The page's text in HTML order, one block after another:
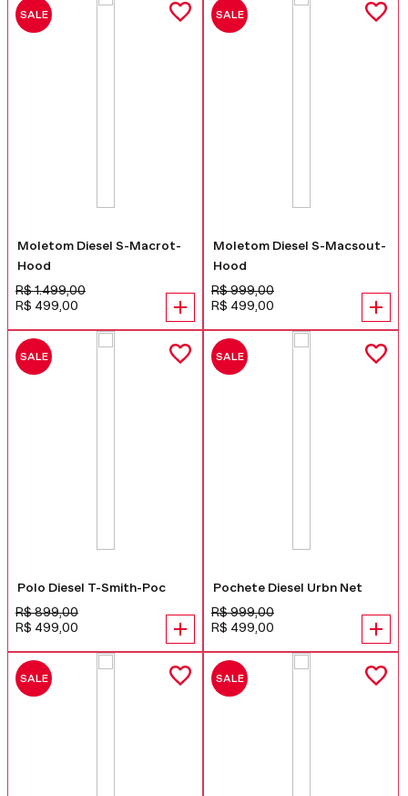
SALE
Moletom Diesel S-Macrot-
Hood
R$1.499,00
R$ 499 00
SALE
Moletom Diesel S-Macsout-
Hood
R$999,00
R$ 499 00
SALE
Polo Diesel T-Smith-Poc
R$899,00
R$ 499 00
SALE
Pochete Diesel Urbn Net
R$999,00
R$ 499 00
SALE SALE